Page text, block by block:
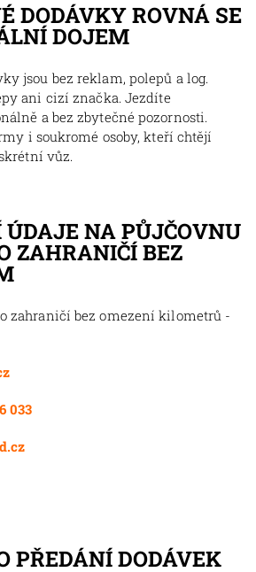
DODÁVKY ROVNÁ SE
DOJEM
jsou bez reklam, polepů a log.
ani cizí značka. Jezdíte
a bez zbytečné pozornosti.
i soukromé osoby, kteří chtějí
vůz.
NA PŮJČOVNU
ZAHRANIČÍ BEZ
zahraničí bez omezení kilometrů -
033
PŘEDÁNÍ DODÁVEK